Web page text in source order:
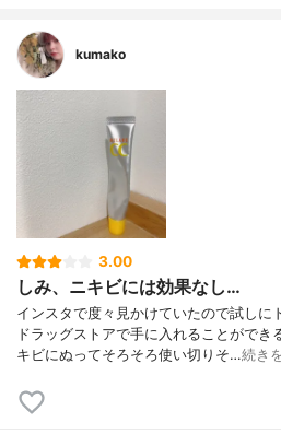
kumako
3.00
しみ、ニキビには効果なし…
インスタで度々見かけていたので試しに
ドラッグストアで手に入れることがで
キビにぬってそろそろ使い切りそ…続き